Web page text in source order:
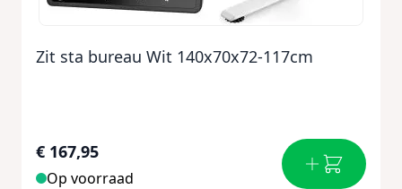
Zit sta bureau Wit 140x70x72-117cm
€ 167,95
Op voorraad